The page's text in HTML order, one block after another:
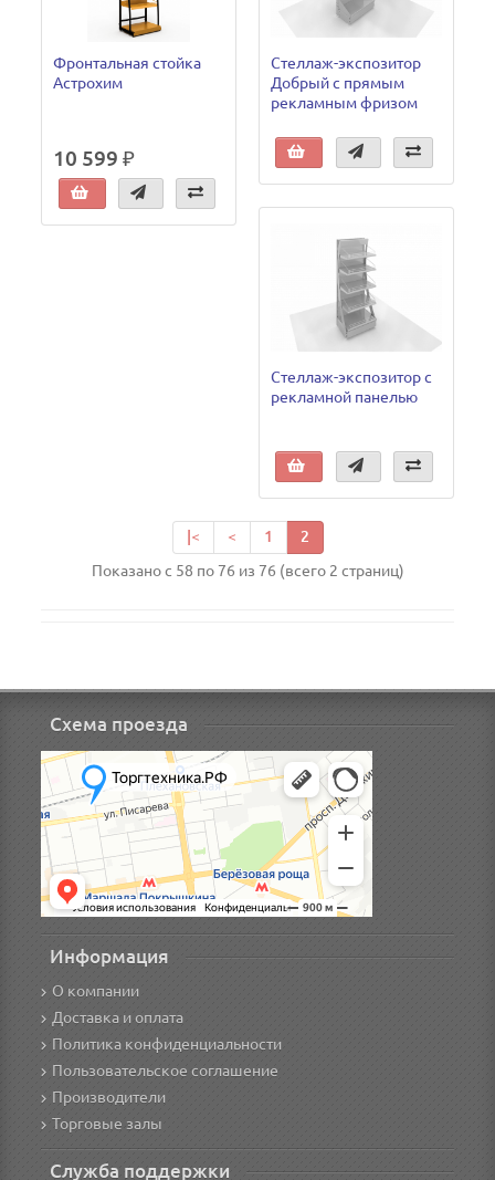
Фронтальная стойка
Астрохим
10 599 ₽
Стеллаж-экспозитор
Добрый с прямым
рекламным фризом
Стеллаж-экспозитор с
рекламной панелью
|< < 1
2
Показано с 58 по 76 из 76 (всего 2 страниц)
Схема проезда
Информация
О компании
Доставка и оплата
Политика конфиденциальности
Пользовательское соглашение
Производители
Торговые залы
Служба поддержки